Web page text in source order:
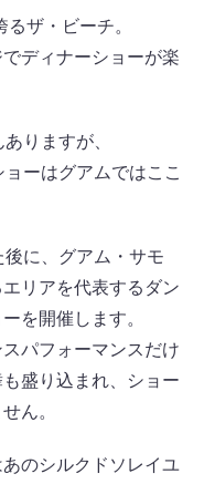
ザ・ビーチ。
ディナーショーが楽
りますが、
ーはグアムではここ
に、グアム・サモ
リアを代表するダン
を開催します。
パフォーマンスだけ
盛り込まれ、ショー
ん。
のシルクドソレイユ